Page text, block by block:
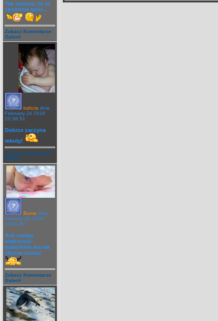
Tak zasuwa, że aż
spoodnie gubi...
Zobacz Komentarze
Galerii
babcia dnia
February 24 2019
22:38:51
Dobrze zaczyna
młody!
Zobacz Komentarze
Galerii
Bunia dnia
January 30 2019
14:51:30
Ach czemu
większość
maluchów ma tak
śliczne oczka!
Zobacz Komentarze
Galerii